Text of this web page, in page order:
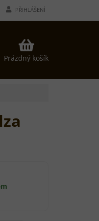
PŘIHLÁŠENÍ
NÁKUPNÍ
KOŠÍK
Prázdný košík
KONTAKTY